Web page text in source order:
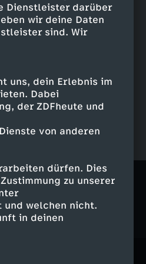
Dienstleister darüber
wir deine Daten
sind. Wir
uns, dein Erlebnis im
Dabei
der ZDFheute und
von anderen
dürfen. Dies
zu unserer
welchen nicht.
in deinen